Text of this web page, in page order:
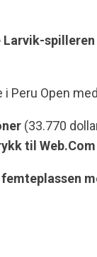
Peru Open med
(33.770
til
femteplassen